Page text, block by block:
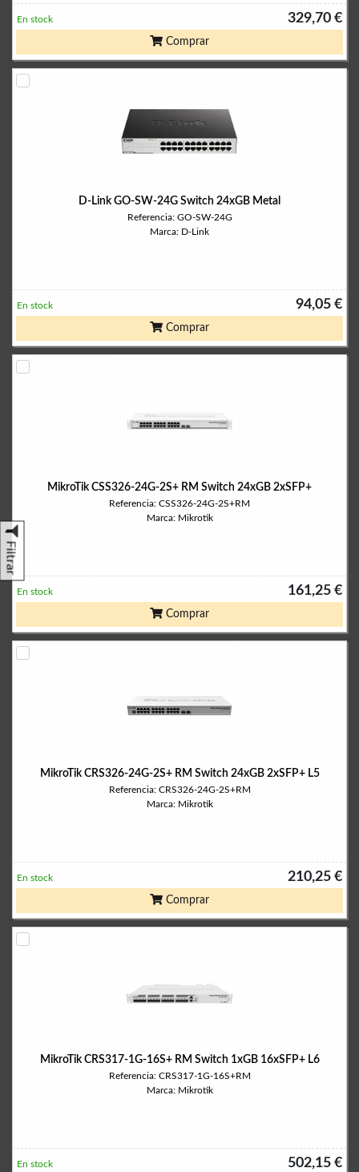
Filtrar
329,70 €
En stock
Comprar
D-Link GO-SW-24G Switch 24xGB Metal
Referencia: GO-SW-24G
Marca: D-Link
94,05 €
En stock
Comprar
MikroTik CSS326-24G-2S+ RM Switch 24xGB 2xSFP+
Referencia: CSS326-24G-2S+RM
Marca: Mikrotik
161,25 €
En stock
Comprar
MikroTik CRS326-24G-2S+ RM Switch 24xGB 2xSFP+ L5
Referencia: CRS326-24G-2S+RM
Marca: Mikrotik
210,25 €
En stock
Comprar
MikroTik CRS317-1G-16S+ RM Switch 1xGB 16xSFP+ L6
Referencia: CRS317-1G-16S+RM
Marca: Mikrotik
502,15 €
En stock